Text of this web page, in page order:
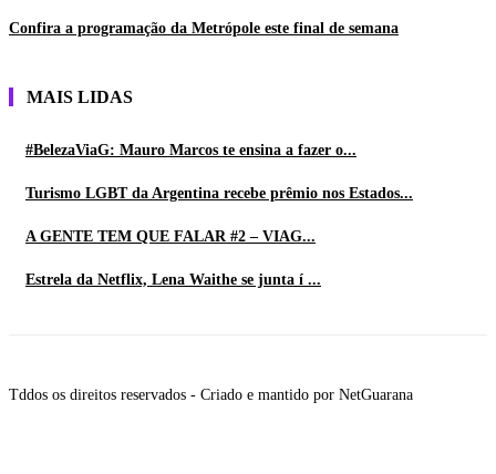
Confira a programação da Metrópole este final de semana
MAIS LIDAS
#BelezaViaG: Mauro Marcos te ensina a fazer o...
Turismo LGBT da Argentina recebe prêmio nos Estados...
A GENTE TEM QUE FALAR #2 – VIAG...
Estrela da Netflix, Lena Waithe se junta í ...
Tddos os direitos reservados - Criado e mantido por NetGuarana